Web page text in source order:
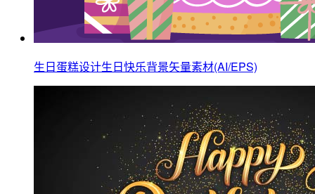
生日蛋糕设计生日快乐背景矢量素材(AI/EPS)